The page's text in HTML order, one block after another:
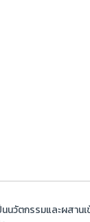
นวัตกรรมและผสา